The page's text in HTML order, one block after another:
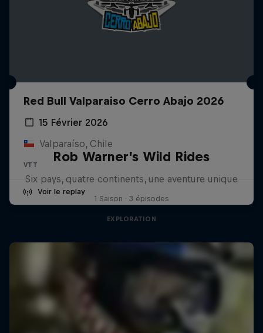
Red Bull Valparaiso Cerro Abajo 2026
15 Février 2026
Valparaíso, Chile
VTT
Voir le replay
Rob Warner’s Wild Rides
Six pays, quatre continents, une aventure unique
1 Saison · 3 épisodes
EXPLORATION